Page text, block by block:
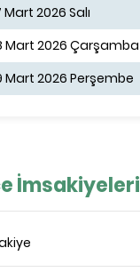
Mart 2026 Salı
Mart 2026 Çarşamba
Mart 2026 Perşembe
İmsakiyeleri